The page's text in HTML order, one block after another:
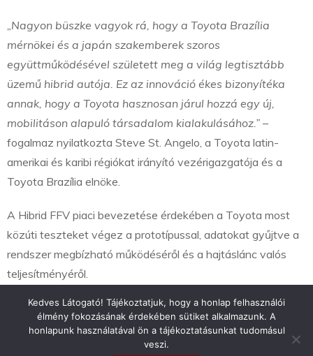
„Nagyon büszke vagyok rá, hogy a Toyota Brazília
mérnökei és a japán szakemberek szoros
együttműködésével született meg a világ legtisztább
üzemű hibrid autója. Ez az innováció ékes bizonyítéka
annak, hogy a Toyota hasznosan járul hozzá egy új,
mobilitáson alapuló társadalom kialakulásához.” –
fogalmaz nyilatkozta Steve St. Angelo, a Toyota latin-
amerikai és karibi régiókat irányító vezérigazgatója és a
Toyota Brazília elnöke.
A Hibrid FFV piaci bevezetése érdekében a Toyota most
közúti teszteket végez a prototípussal, adatokat gyűjtve a
rendszer megbízható működéséről és a hajtáslánc valós
teljesítményéről.
Kedves Látogató! Tájékoztatjuk, hogy a honlap felhasználói
élmény fokozásának érdekében sütiket alkalmazunk. A
honlapunk használatával ön a tájékoztatásunkat tudomásul
veszi.